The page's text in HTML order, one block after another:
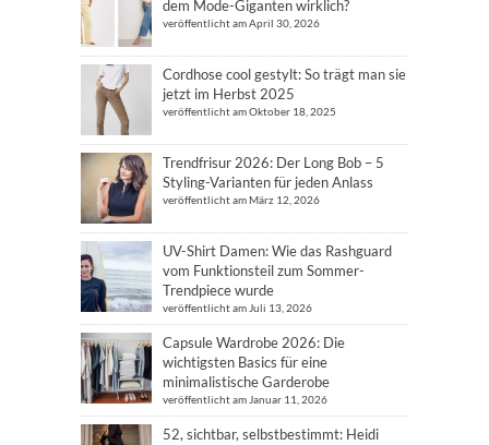
dem Mode-Giganten wirklich?
veröffentlicht am April 30, 2026
Cordhose cool gestylt: So trägt man sie
jetzt im Herbst 2025
veröffentlicht am Oktober 18, 2025
Trendfrisur 2026: Der Long Bob – 5
Styling-Varianten für jeden Anlass
veröffentlicht am März 12, 2026
UV-Shirt Damen: Wie das Rashguard
vom Funktionsteil zum Sommer-
Trendpiece wurde
veröffentlicht am Juli 13, 2026
Capsule Wardrobe 2026: Die
wichtigsten Basics für eine
minimalistische Garderobe
veröffentlicht am Januar 11, 2026
52, sichtbar, selbstbestimmt: Heidi